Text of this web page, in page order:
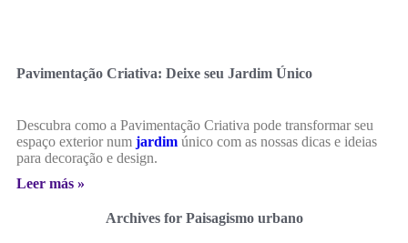
Pavimentação Criativa: Deixe seu Jardim Único
Descubra como a Pavimentação Criativa pode transformar seu
espaço exterior num jardim único com as nossas dicas e ideias
para decoração e design.
Leer más »
Archives for Paisagismo urbano